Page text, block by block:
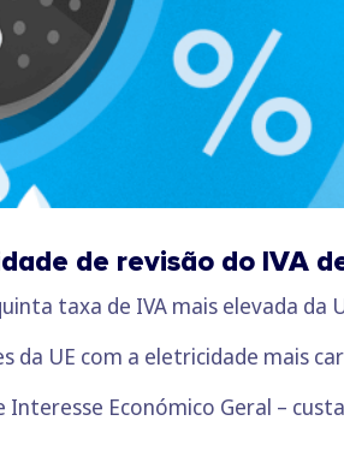
de revisão do IVA
taxa de IVA mais elevada da
da UE com a eletricidade mais
Interesse Económico Geral –